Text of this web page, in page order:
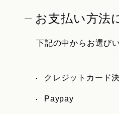
お支払い方法
下記の中からお選び
クレジットカード
Paypay